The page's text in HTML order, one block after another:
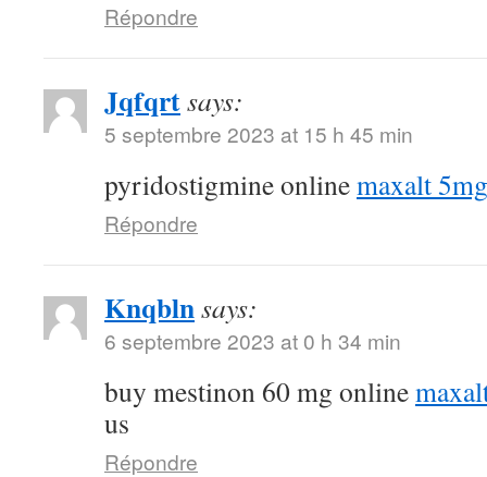
Répondre
Jqfqrtsays:
5 septembre 2023 at 15 h 45 min
pyridostigmine onlinemaxalt
Répondre
Knqblnsays:
6 septembre 2023 at 0 h 34 min
buy mestinon 60 mg online
us
Répondre